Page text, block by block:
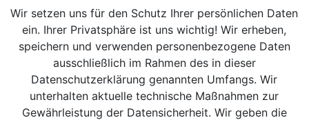
Wir setzen uns für den Schutz Ihrer persönlichen Daten
ein. Ihrer Privatsphäre ist uns wichtig! Wir erheben,
speichern und verwenden personenbezogene Daten
ausschließlich im Rahmen des in dieser
Datenschutzerklärung genannten Umfangs. Wir
unterhalten aktuelle technische Maßnahmen zur
Gewährleistung der Datensicherheit. Wir geben die